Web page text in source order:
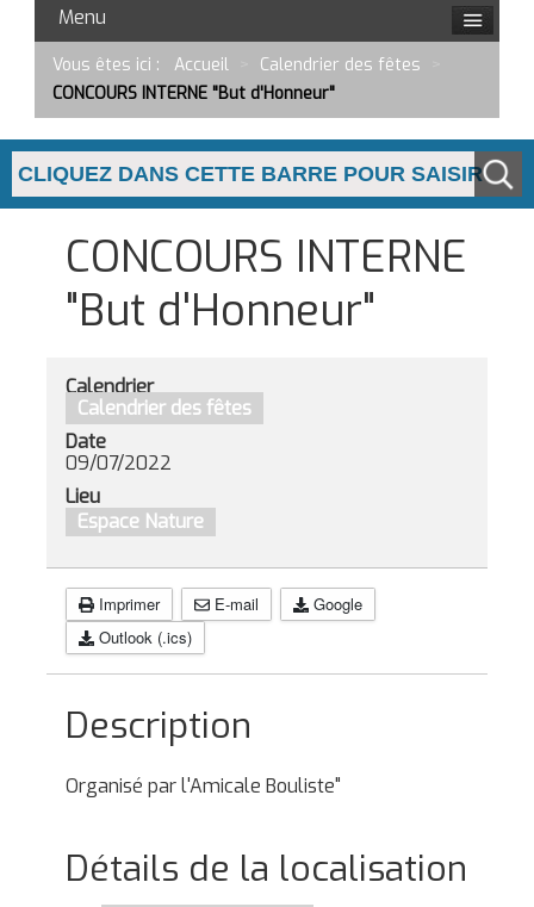
Menu
Vous êtes ici : Accueil Calendrier des fêtes
CONCOURS INTERNE "But d'Honneur"
CONCOURS INTERNE
"But d'Honneur"
Calendrier
Calendrier des fêtes
Date
09/07/2022
Lieu
Espace Nature
Imprimer E-mail
Google
Outlook (.ics)
Description
Organisé par l'Amicale Bouliste"
Détails de la localisation